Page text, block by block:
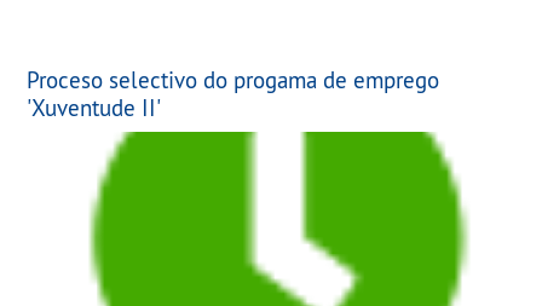
Proceso selectivo do progama de emprego
'Xuventude II'